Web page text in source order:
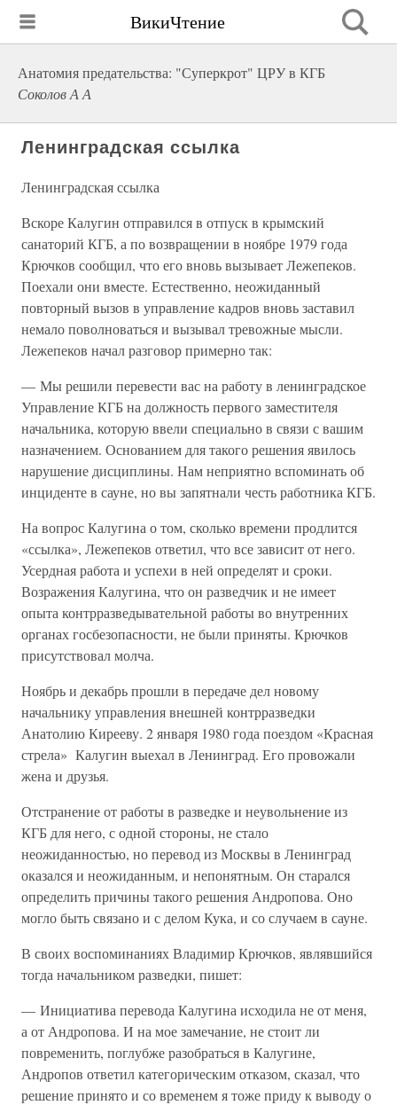
ВикиЧтение
Анатомия предательства: "Суперкрот" ЦРУ в КГБ
Соколов А А
Ленинградская ссылка
Ленинградская ссылка
Вскоре Калугин отправился в отпуск в крымский
санаторий КГБ, а по возвращении в ноябре 1979 года
Крючков сообщил, что его вновь вызывает Лежепеков.
Поехали они вместе. Естественно, неожиданный
повторный вызов в управление кадров вновь заставил
немало поволноваться и вызывал тревожные мысли.
Лежепеков начал разговор примерно так:
— Мы решили перевести вас на работу в ленинградское
Управление КГБ на должность первого заместителя
начальника, которую ввели специально в связи с вашим
назначением. Основанием для такого решения явилось
нарушение дисциплины. Нам неприятно вспоминать об
инциденте в сауне, но вы запятнали честь работника КГБ.
На вопрос Калугина о том, сколько времени продлится
«ссылка», Лежепеков ответил, что все зависит от него.
Усердная работа и успехи в ней определят и сроки.
Возражения Калугина, что он разведчик и не имеет
опыта контрразведывательной работы во внутренних
органах госбезопасности, не были приняты. Крючков
присутствовал молча.
Ноябрь и декабрь прошли в передаче дел новому
начальнику управления внешней контрразведки
Анатолию Кирееву. 2 января 1980 года поездом «Красная
стрела» Калугин выехал в Ленинград. Его провожали
жена и друзья.
Отстранение от работы в разведке и неувольнение из
КГБ для него, с одной стороны, не стало
неожиданностью, но перевод из Москвы в Ленинград
оказался и неожиданным, и непонятным. Он старался
определить причины такого решения Андропова. Оно
могло быть связано и с делом Кука, и со случаем в сауне.
В своих воспоминаниях Владимир Крючков, являвшийся
тогда начальником разведки, пишет:
— Инициатива перевода Калугина исходила не от меня,
а от Андропова. И на мое замечание, не стоит ли
повременить, поглубже разобраться в Калугине,
Андропов ответил категорическим отказом, сказал, что
решение принято и со временем я тоже приду к выводу о